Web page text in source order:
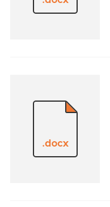
.docx